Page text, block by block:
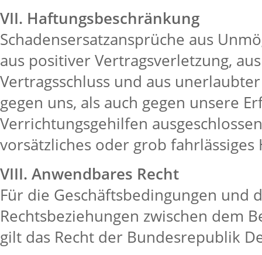
VII. Haftungsbeschränkung
Schadensersatzansprüche aus
aus positiver Vertragsverletzung,
Vertragsschluss und aus
gegen uns, als auch gegen unsere
Verrichtungsgehilfen
vorsätzliches oder grob
VIII. Anwendbares Recht
Für die Geschäftsbedingungen und
Rechtsbeziehungen zwischen dem
gilt das Recht der Bundesrepublik